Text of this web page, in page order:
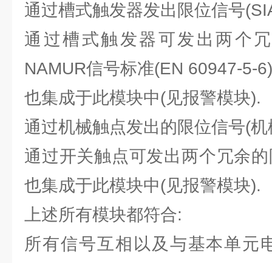
通过槽式触发器发出限位信号
通过槽式触发器可发出两个
NAMUR信号标准(EN 60947-5-
也集成于此模块中(见报警模块).
通过机械触点发出的限位信号(
通过开关触点可发出两个冗余
也集成于此模块中(见报警模块).
上述所有模块都符合:
所有信号互相以及与基本单元